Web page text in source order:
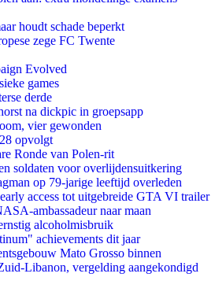
houdt schade beperkt
zege FC Twente
Evolved
games
derde
na dickpic in groepsapp
vier gewonden
opvolgt
Ronde van Polen-rit
soldaten voor overlijdensuitkering
op 79-jarige leeftijd overleden
access tot uitgebreide GTA VI trailer
ambassadeur naar maan
alcoholmisbruik
achievements dit jaar
Mato Grosso binnen
Libanon, vergelding aangekondigd